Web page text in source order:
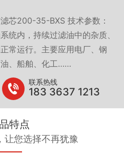
芯200-35-BXS 技术参数：
统内，持续过滤油中的杂质、
常运行。主要应用电厂、钢
、船舶、化工……
联系热线
183 3637 1213
特点
让您选择不再犹豫